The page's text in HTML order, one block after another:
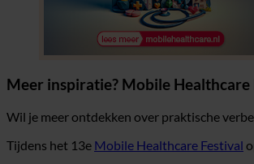
Meer inspiratie? Mobile Healthcare
Wil je meer ontdekken over praktische
Tijdens het 13e Mobile Healthcare Festival